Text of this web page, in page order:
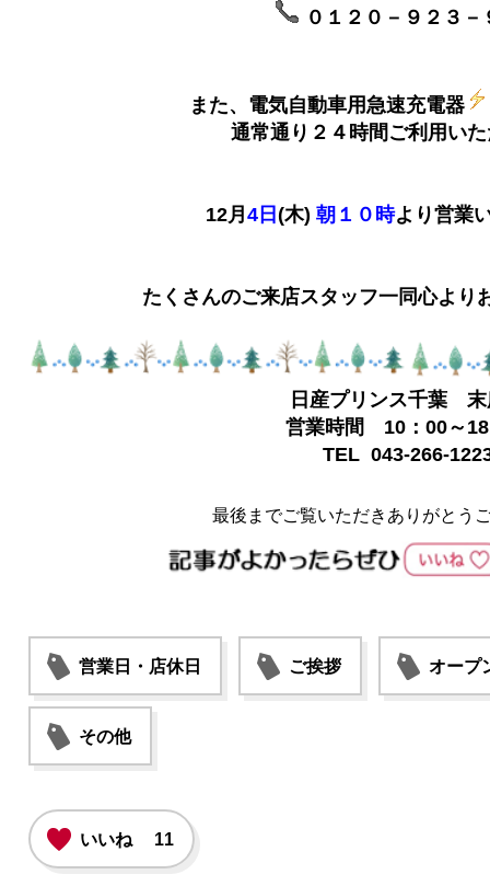
０１２０－９２３－
また、電気自動車用急速充電器
通常通り２４時間ご利用い
12月 4日 (木) 朝１０時より営業
たくさんのご来店スタッフ一同心よ
日産プリンス千葉 末
営業時間 10：00～
TEL 043-266-
最後までご覧いただきありがとう
営業日・店休日 ご挨拶 オープ
その他
いいね 11